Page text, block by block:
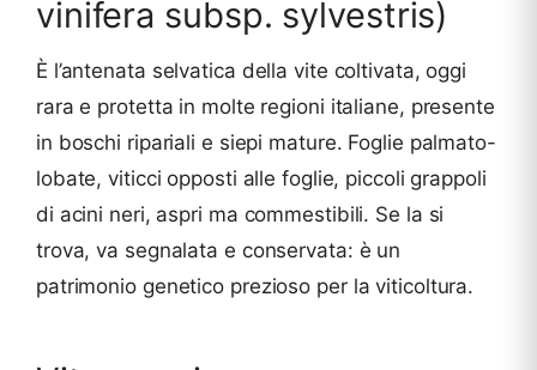
vinifera subsp. sylvestris)
È l’antenata selvatica della vite coltivata, oggi
rara e protetta in molte regioni italiane, presente
in boschi ripariali e siepi mature. Foglie palmato-
lobate, viticci opposti alle foglie, piccoli grappoli
di acini neri, aspri ma commestibili. Se la si
trova, va segnalata e conservata: è un
patrimonio genetico prezioso per la viticoltura.